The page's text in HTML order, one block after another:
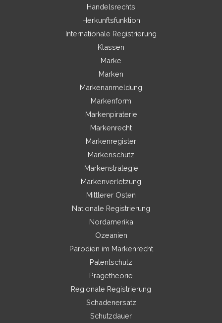
Handelsrechts
Herkunftsfunktion
Internationale Registrierung
Klassen
Marke
Marken
Markenanmeldung
Markenform
Markenpiraterie
Markenrecht
Markenregister
Markenschutz
Markenstrategie
Markenverletzung
Mittlerer Osten
Nationale Registrierung
Nordamerika
Ozeanien
Parodien im Markenrecht
Patentschutz
Prägetheorie
Regionale Registrierung
Schadenersatz
Schutzdauer